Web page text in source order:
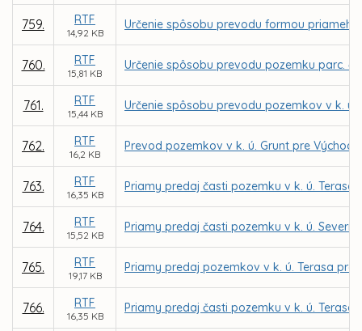
759. RTF
14,92 KB
Určenie spôsobu prevodu formou
760. RTF
15,81 KB
Určenie spôsobu prevodu pozemku parc.
761. RTF
15,44 KB
Určenie spôsobu prevodu pozemkov v k.
762. RTF
16,2 KB
Prevod pozemkov v k. ú. Grunt pre
763. RTF
16,35 KB
Priamy predaj časti pozemku v k. ú.
764. RTF
15,52 KB
Priamy predaj časti pozemku v k. ú.
765. RTF
19,17 KB
Priamy predaj pozemkov v k. ú. Terasa pre
766. RTF
16,35 KB
Priamy predaj časti pozemku v k. ú. Terasa